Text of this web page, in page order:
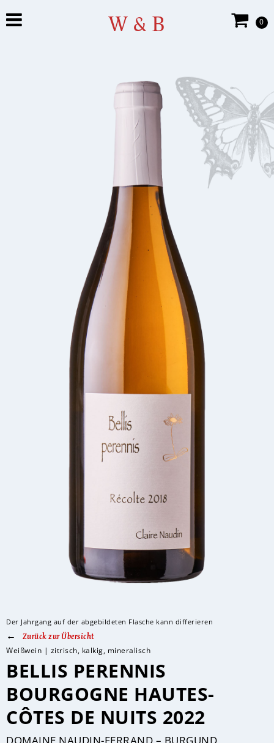
0
W & B
Der Jahrgang auf der abgebildeten Flasche kann differieren
Zurück zur Übersicht
Weißwein | zitrisch, kalkig, mineralisch
BELLIS PERENNIS
BOURGOGNE HAUTES-
CÔTES DE NUITS 2022
DOMAINE NAUDIN-FERRAND – BURGUND